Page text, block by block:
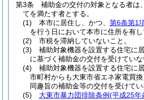
第3条
補助金の交付の対象となる者は
てを満たす者とする。
(1)
本市に居住し、かつ、 第6条第1
を行う日において本市に住所を有し
(2)
市税を滞納していないこと。
(3)
補助対象機器を設置する住宅に
に基づく補助金の交付を受けていな
(4)
補助対象機器を設置する住宅に
市町村からも大東市省エネ家電買
同趣旨の補助金等の交付を受けてい
(5)
大東市暴力団排除条例(平成25年